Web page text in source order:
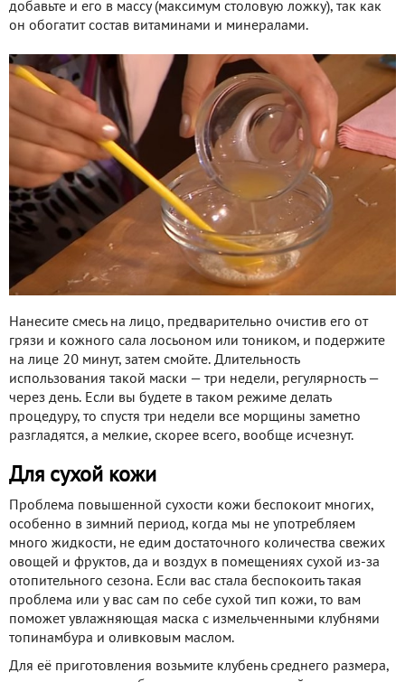
добавьте и его в массу (максимум столовую ложку), так как
он обогатит состав витаминами и минералами.
Нанесите смесь на лицо, предварительно очистив его от
грязи и кожного сала лосьоном или тоником, и подержите
на лице 20 минут, затем смойте. Длительность
использования такой маски — три недели, регулярность —
через день. Если вы будете в таком режиме делать
процедуру, то спустя три недели все морщины заметно
разгладятся, а мелкие, скорее всего, вообще исчезнут.
Для сухой кожи
Проблема повышенной сухости кожи беспокоит многих,
особенно в зимний период, когда мы не употребляем
много жидкости, не едим достаточного количества свежих
овощей и фруктов, да и воздух в помещениях сухой из-за
отопительного сезона. Если вас стала беспокоить такая
проблема или у вас сам по себе сухой тип кожи, то вам
поможет увлажняющая маска с измельченными клубнями
топинамбура и оливковым маслом.
Для её приготовления возьмите клубень среднего размера,